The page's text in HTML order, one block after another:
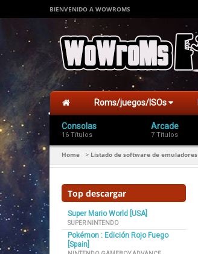
BIENVENIDO A WOWROMS
Roms/juegos/ISOs
Consolas
16 Títulos
Arcade
7 Títulos
Home > Listado de software de emuladores
Top descargar
Super Mario World [USA]
SUPER NINTENDO
Pokémon : Edición Rojo Fuego
[Spain]